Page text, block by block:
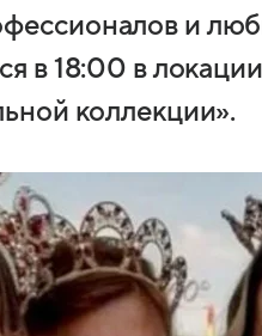
и
в 18:00 в
коллекции».